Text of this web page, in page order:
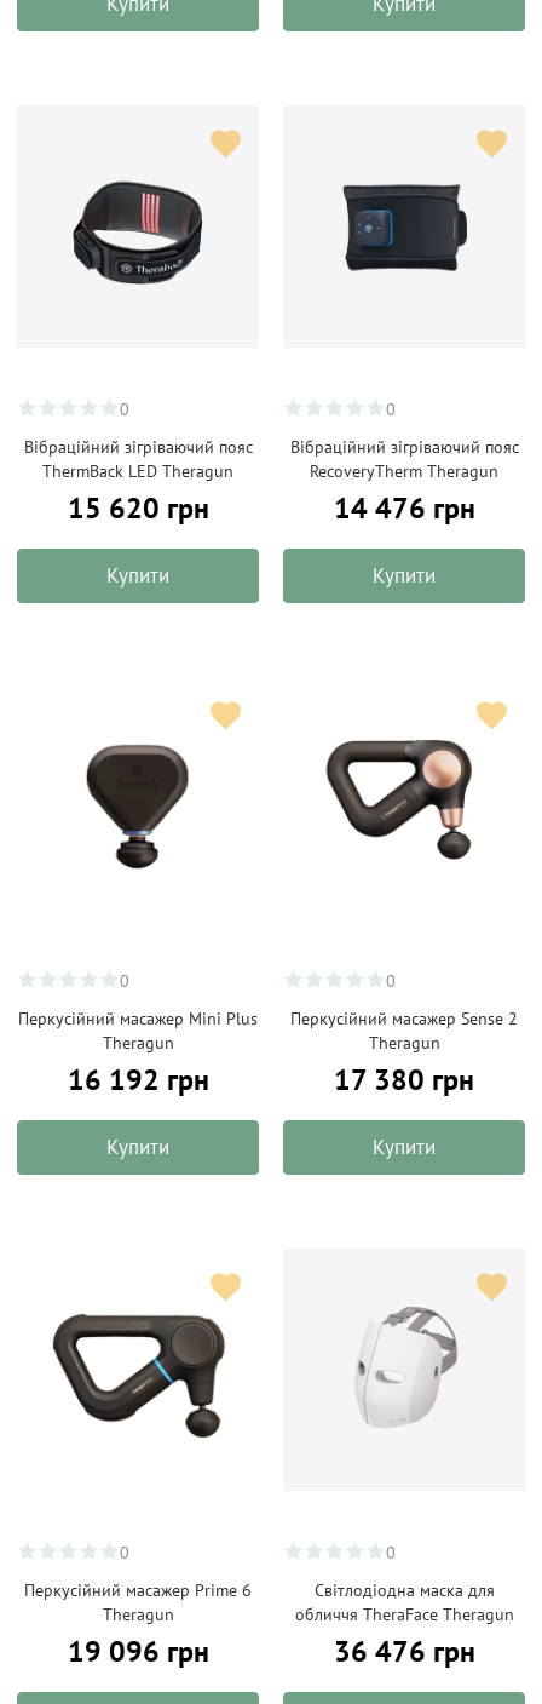
0
Вібраційний зігріваючий пояс
ThermBack LED Theragun
15 620 грн
Купити
0
Вібраційний зігріваючий пояс
RecoveryTherm Theragun
14 476 грн
Купити
0
Перкусійний масажер Mini Plus
Theragun
16 192 грн
Купити
0
Перкусійний масажер Sense 2
Theragun
17 380 грн
Купити
0
Перкусійний масажер Prime 6
Theragun
19 096 грн
0
Світлодіодна маска для
обличчя TheraFace Theragun
36 476 грн